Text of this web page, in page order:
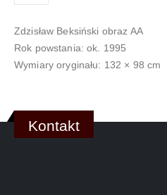
Zdzisław Beksiński obraz AA
Rok powstania: ok. 1995
Wymiary oryginału: 132 × 98 cm
Kontakt